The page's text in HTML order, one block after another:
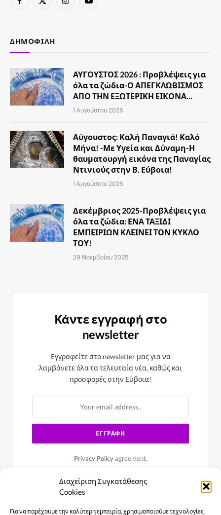
Διαχείριση Συγκατάθεσης
Cookies
Για να παρέχουμε την καλύτερη εμπειρία, χρησιμοποιούμε τεχνολογίες
Facebook
X
InstagramYouTube
ΔΗΜΟΦΙΛΉ
ΑΥΓΟΥΣΤΟΣ 2026 : Προβλέψεις για
όλα τα ζώδια-Ο ΑΠΕΓΚΛΩΒΙΣΜΟΣ
ΑΠΟ ΤΗΝ ΕΞΩΤΕΡΙΚΗ ΕΙΚΟΝΑ…
1 Αυγούστου 2026
Αύγουστος: Καλή Παναγιά! Καλό
Μήνα! -Με Υγεία και Δύναμη-Η
θαυματουργή εικόνα της Παναγίας
Ντινιούς στην Β. Εύβοια!
1 Αυγούστου 2026
Δεκέμβριος 2025-Προβλέψεις για
όλα τα ζώδια: ΕΝΑ ΤΑΞΙΔΙ
ΕΜΠΕΙΡΙΩΝ ΚΛΕΙΝΕΙ ΤΟΝ ΚΥΚΛΟ
ΤΟΥ!
29 Νοεμβρίου 2025
Κάντε εγγραφή στο
newsletter
Εγγραφείτε στο newsletter μας για να
λαμβάνετε όλα τα τελευταία νέα, καθώς και
προσφορές στην Εϋβοια!
Privacy Policyagreement.